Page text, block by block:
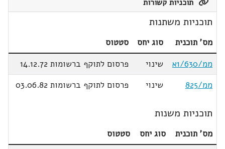
תוכניות קשורות
תוכניות משתנות
מס' תוכנית סוג יחס
סטטוס
ממ/1/630א
שינוי
פרסום לתוקף ברשומות 14.12.72
ממ/825
שינוי פרסום לתוקף ברשומות 03.06.82
תוכניות משנות
מס' תוכנית סוג יחס
סטטוס